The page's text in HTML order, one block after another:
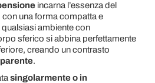
incarna l’essenza del
con una forma compatta e
ambiente con
sferico si abbina perfettamente
creando un contrasto
.
singolarmente o in